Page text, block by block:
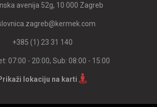
avenija 52g, 10 000 Zagreb
+385 (1) 23 31 140
07:00 - 20:00, Sub: 08:00 - 15:00
lokaciju na karti